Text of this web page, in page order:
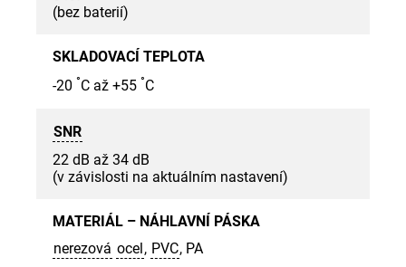
(bez baterií)
SKLADOVACÍ TEPLOTA
-20 °C až +55 °C
SNR
22 dB až 34 dB
(v závislosti na aktuálním nastavení)
MATERIÁL – NÁHLAVNÍ PÁSKA
nerezová ocel, PVC, PA